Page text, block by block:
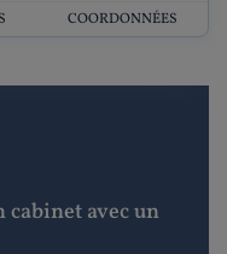
COORDONNÉES
cabinet avec un